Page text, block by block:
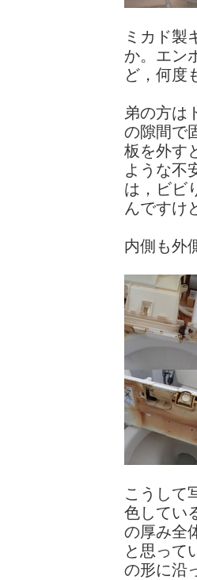
ミカド製
か。エン
ど，何度
弟の方は
の隙間で
板を外す
ような不
は，ビビ
んですけ
内側も外
こうして
色してい
の厚み全
と思って
の形に沿